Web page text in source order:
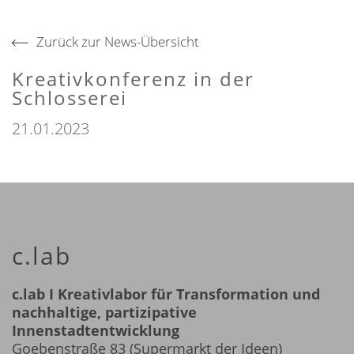
Kreativkonferenz in der
Schlosserei
Zurück zur News-Übersicht
21.01.2023
c.lab
c.lab I Kreativlabor für Transformation und
nachhaltige, partizipative
Innenstadtentwicklung
Goebenstraße 83 (Supermarkt der Ideen)